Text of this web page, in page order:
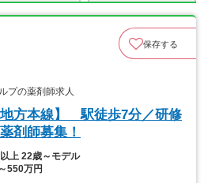
保存する
プの薬剤師求人
地方本線】 駅徒歩7分／研修
剤師募集！
上 22歳～モデル
550万円